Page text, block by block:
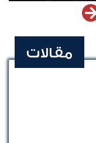
مقالات